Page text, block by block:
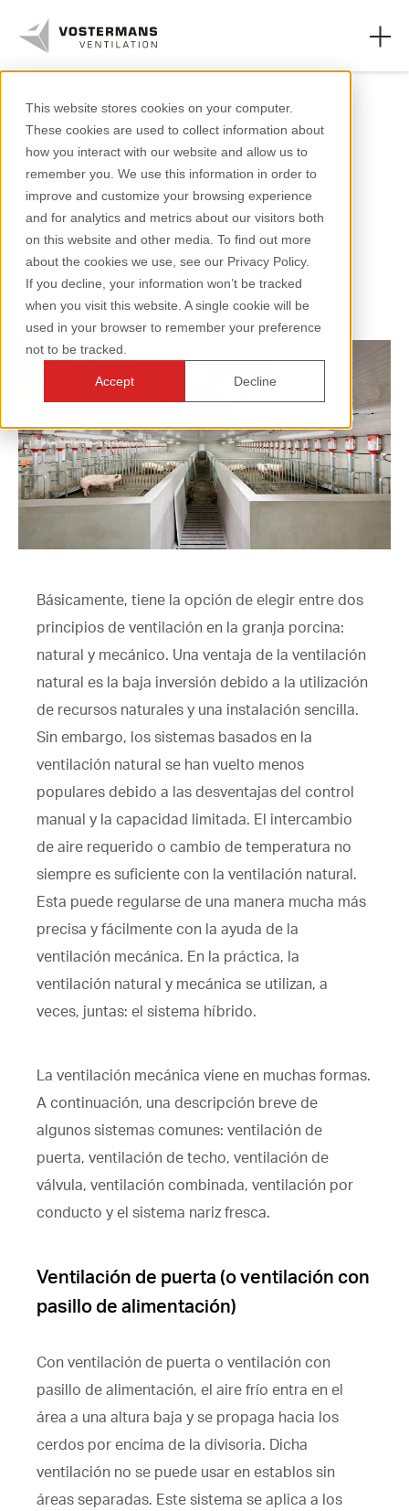
This website stores cookies on your computer.
These cookies are used to collect information about
how you interact with our website and allow us to
remember you. We use this information in order to
improve and customize your browsing experience
and for analytics and metrics about our visitors both
on this website and other media. To find out more
about the cookies we use, see our Privacy Policy.
If you decline, your information won’t be tracked
when you visit this website. A single cookie will be
used in your browser to remember your preference
not to be tracked.
Accept Decline
Ventiladores
Sectores agrícolas
Sectores industriales
Recursos
Sobre nosotros
+31 (0)77 389 32 32
ventilation@vostermans.com
Selector de productos
Vostermans Companies
Contacto
Ventilación en granjas
porcinas: Natural vs.
Mecánica
Básicamente, tiene la opción de elegir entre dos
principios de ventilación en la granja porcina:
natural y mecánico. Una ventaja de la ventilación
natural es la baja inversión debido a la utilización
de recursos naturales y una instalación sencilla.
Sin embargo, los sistemas basados en la
ventilación natural se han vuelto menos
populares debido a las desventajas del control
manual y la capacidad limitada. El intercambio
de aire requerido o cambio de temperatura no
siempre es suficiente con la ventilación natural.
Esta puede regularse de una manera mucha más
precisa y fácilmente con la ayuda de la
ventilación mecánica. En la práctica, la
ventilación natural y mecánica se utilizan, a
veces, juntas: el sistema híbrido.
La ventilación mecánica viene en muchas formas.
A continuación, una descripción breve de
algunos sistemas comunes: ventilación de
puerta, ventilación de techo, ventilación de
válvula, ventilación combinada, ventilación por
conducto y el sistema nariz fresca.
Ventilación de puerta (o ventilación con
pasillo de alimentación)
Con ventilación de puerta o ventilación con
pasillo de alimentación, el aire frío entra en el
área a una altura baja y se propaga hacia los
cerdos por encima de la divisoria. Dicha
ventilación no se puede usar en establos sin
áreas separadas. Este sistema se aplica a los